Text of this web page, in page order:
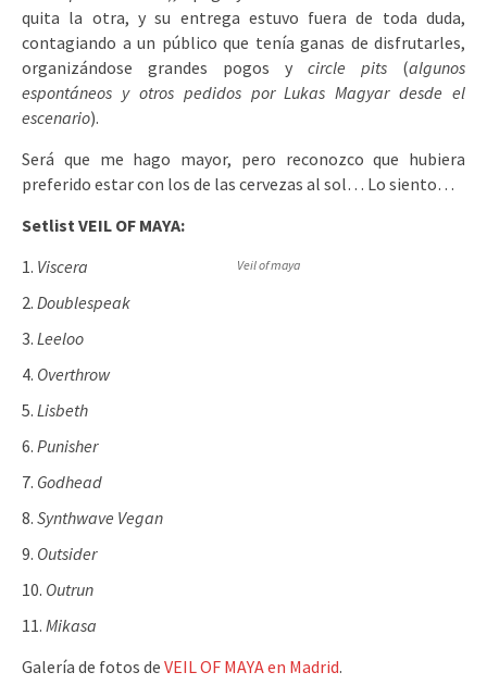
quita la otra, y su entrega estuvo fuera de toda duda,
contagiando a un público que tenía ganas de disfrutarles,
organizándose grandes pogos y circle pits (algunos
espontáneos y otros pedidos por Lukas Magyar desde el
escenario).
Será que me hago mayor, pero reconozco que hubiera
preferido estar con los de las cervezas al sol… Lo siento…
Veil of maya
Setlist VEIL OF MAYA:
Viscera
Doublespeak
Leeloo
Overthrow
Lisbeth
Punisher
Godhead
Synthwave Vegan
Outsider
Outrun
Mikasa
Galería de fotos de VEIL OF MAYA en Madrid.